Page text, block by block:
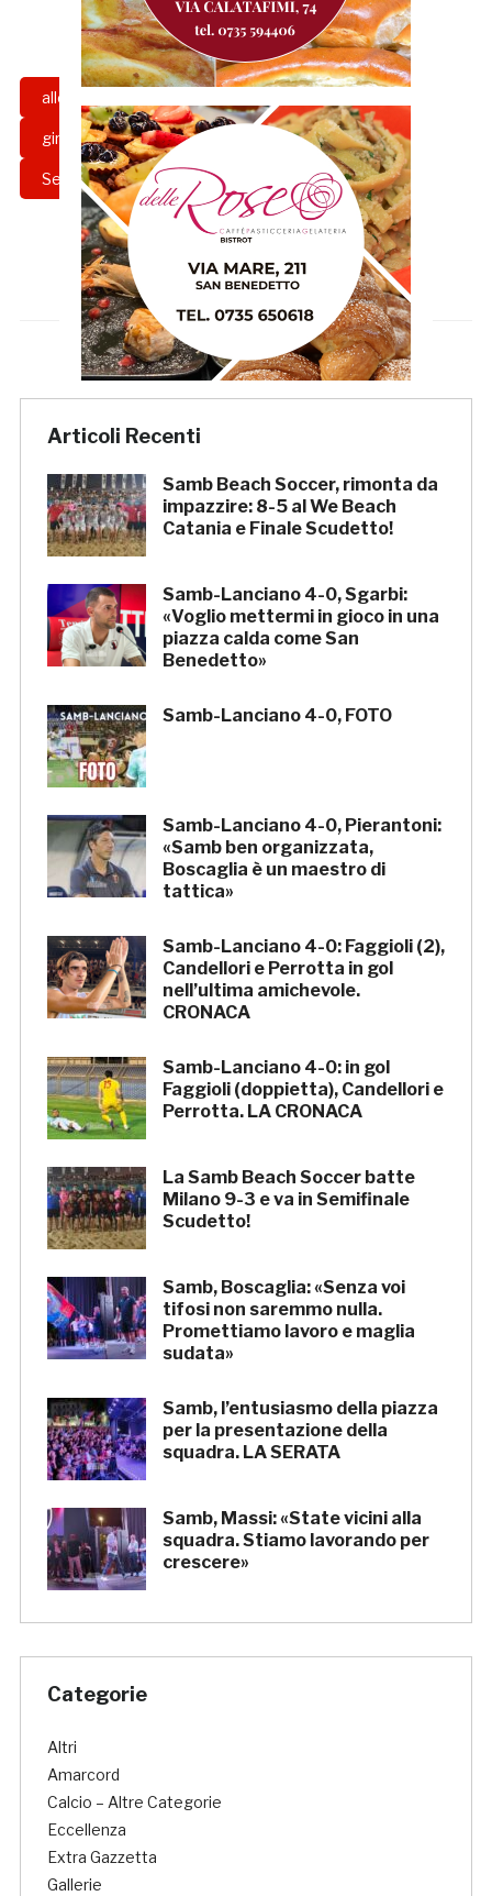
allenatore
girone girone b Samb
Serie C
Articoli Recenti
Samb Beach Soccer, rimonta da
impazzire: 8-5 al We Beach
Catania e Finale Scudetto!
Samb-Lanciano 4-0, Sgarbi:
«Voglio mettermi in gioco in una
piazza calda come San
Benedetto»
Samb-Lanciano 4-0, FOTO
Samb-Lanciano 4-0, Pierantoni:
«Samb ben organizzata,
Boscaglia è un maestro di
tattica»
Samb-Lanciano 4-0: Faggioli (2),
Candellori e Perrotta in gol
nell’ultima amichevole.
CRONACA
Samb-Lanciano 4-0: in gol
Faggioli (doppietta), Candellori e
Perrotta. LA CRONACA
La Samb Beach Soccer batte
Milano 9-3 e va in Semifinale
Scudetto!
Samb, Boscaglia: «Senza voi
tifosi non saremmo nulla.
Promettiamo lavoro e maglia
sudata»
Samb, l’entusiasmo della piazza
per la presentazione della
squadra. LA SERATA
Samb, Massi: «State vicini alla
squadra. Stiamo lavorando per
crescere»
Categorie
Altri
Amarcord
Calcio – Altre Categorie
Eccellenza
Extra Gazzetta
Gallerie